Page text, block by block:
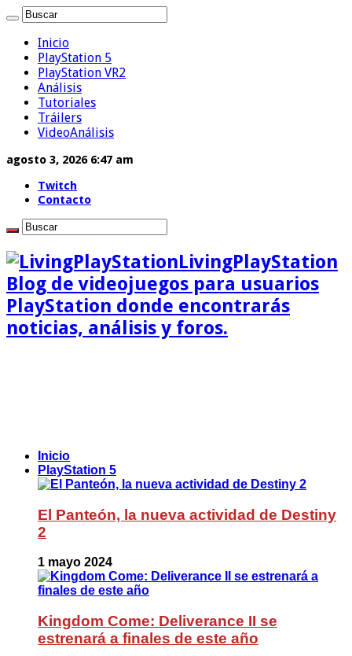
Inicio
PlayStation 5
PlayStation VR2
Análisis
Tutoriales
Tráilers
VideoAnálisis
agosto 3, 2026 6:47 am
Twitch
Contacto
LivingPlayStation
Blog de videojuegos para usuarios
PlayStation donde encontrarás
noticias, análisis y foros.
Inicio
PlayStation 5
El Panteón, la nueva actividad de Destiny
2
1 mayo 2024
Kingdom Come: Deliverance II se
estrenará a finales de este año